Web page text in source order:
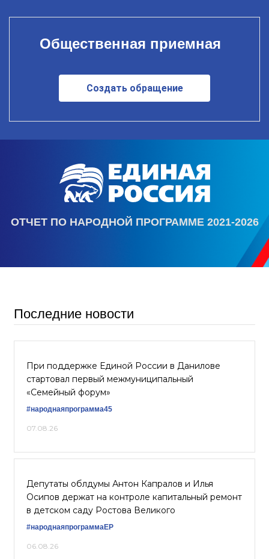
Общественная приемная
Создать обращение
ОТЧЕТ ПО НАРОДНОЙ ПРОГРАММЕ 2021-2026
Последние новости
При поддержке Единой России в Данилове
стартовал первый межмуниципальный
«Семейный форум»
#народнаяпрограмма45
07.08.26
Депутаты облдумы Антон Капралов и Илья
Осипов держат на контроле капитальный ремонт
в детском саду Ростова Великого
#народнаяпрограммаЕР
06.08.26